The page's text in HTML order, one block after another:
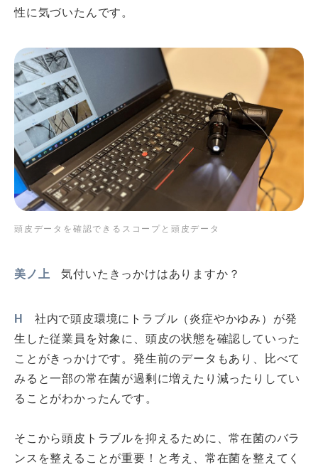
性に気づいたんです。
頭皮データを確認できるスコープと頭皮データ
美ノ上 気付いたきっかけはありますか？
H
社内で頭皮環境にトラブル（炎症やかゆみ）が発
生した従業員を対象に、頭皮の状態を確認していった
ことがきっかけです。発生前のデータもあり、比べて
みると一部の常在菌が過剰に増えたり減ったりしてい
ることがわかったんです。
そこから頭皮トラブルを抑えるために、常在菌のバラ
ンスを整えることが重要！と考え、常在菌を整えてく